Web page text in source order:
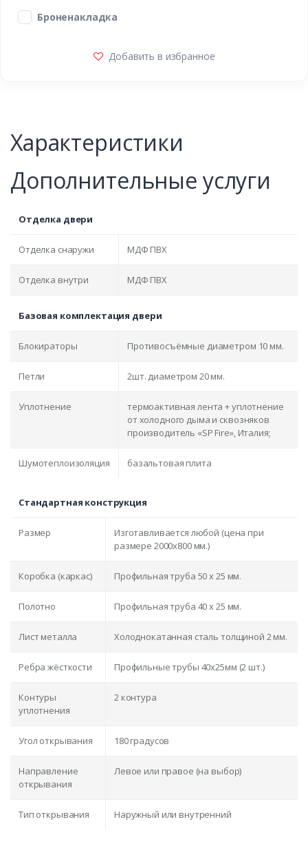
Броненакладка
Добавить в избранное
Характеристики
Дополнительные услуги
Отделка двери
Отделка снаружи МДФ ПВХ
Отделка внутри МДФ ПВХ
Базовая комплектация двери
Блокираторы Противосъёмные диаметром 10 мм.
Петли 2шт. диаметром 20 мм.
Уплотнение
термоактивная лента + уплотнение
от холодного дыма и сквозняков
производитель «SP Fire», Италия;
Шумотеплоизоляция базальтовая плита
Стандартная конструкция
Размер
Изготавливается любой (цена при
размере 2000x800 мм.)
Коробка (каркас) Профильная труба 50 х 25 мм.
Полотно Профильная труба 40 х 25 мм.
Лист металла Холоднокатанная сталь толщиной 2 мм.
Ребра жёсткости Профильные трубы 40х25мм (2 шт.)
Контуры
уплотнения
2 контура
Угол открывания 180 градусов
Направление
открывания
Левое или правое (на выбор)
Тип открывания Наружный или внутренний